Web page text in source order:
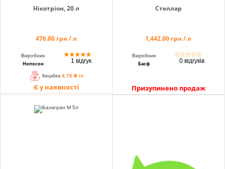
Нікотріон, 20 л
476.00 грн / л
Виробник
Нопосон
★★★★★
1 відгук
Кешбек 4.76 ₴ /л
Є у наявності
Стеллар
1,442.00 грн / л
Виробник
Басф
☆☆☆☆☆
0 відгуків
Призупинено продаж